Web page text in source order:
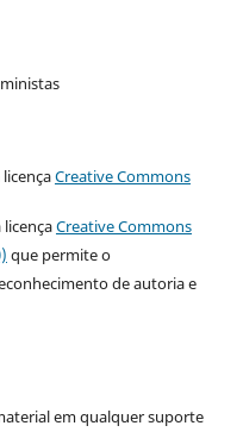
Creative Commons
Creative Commons
que permite o
de autoria e
em qualquer suporte